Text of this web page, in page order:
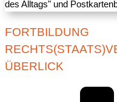
FORTBILDUNG
ÜBERLICK